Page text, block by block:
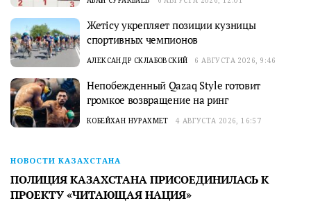
Жетісу укрепляет позиции кузницы
спортивных чемпионов
АЛЕКСАНДР СКЛАБОВСКИЙ 6 АВГУСТА 2026, 9:46
Непобежденный Qazaq Style готовит
громкое возвращение на ринг
КОБЕЙХАН НУРАХМЕТ 4 АВГУСТА 2026, 16:57
НОВОСТИ КАЗАХСТАНА
ПОЛИЦИЯ КАЗАХСТАНА ПРИСОЕДИНИЛАСЬ К
ПРОЕКТУ «ЧИТАЮЩАЯ НАЦИЯ»